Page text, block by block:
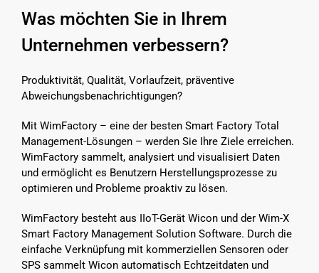
Was möchten Sie in Ihrem
Unternehmen verbessern?
Produktivität, Qualität, Vorlaufzeit, präventive
Abweichungsbenachrichtigungen?
Mit WimFactory – eine der besten Smart Factory Total
Management-Lösungen – werden Sie Ihre Ziele erreichen.
WimFactory sammelt, analysiert und visualisiert Daten
und ermöglicht es Benutzern Herstellungsprozesse zu
optimieren und Probleme proaktiv zu lösen.
WimFactory besteht aus IIoT-Gerät Wicon und der Wim-X
Smart Factory Management Solution Software. Durch die
einfache Verknüpfung mit kommerziellen Sensoren oder
SPS sammelt Wicon automatisch Echtzeitdaten und